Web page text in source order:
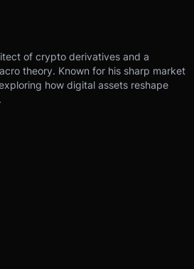
of crypto derivatives and a
theory. Known for his sharp market
how digital assets reshape